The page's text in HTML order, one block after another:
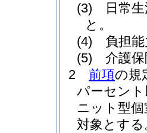
(3)
日常
と。
(4)
負担
(5)
介護
2
前項の規
パーセン
ニット型
対象とする